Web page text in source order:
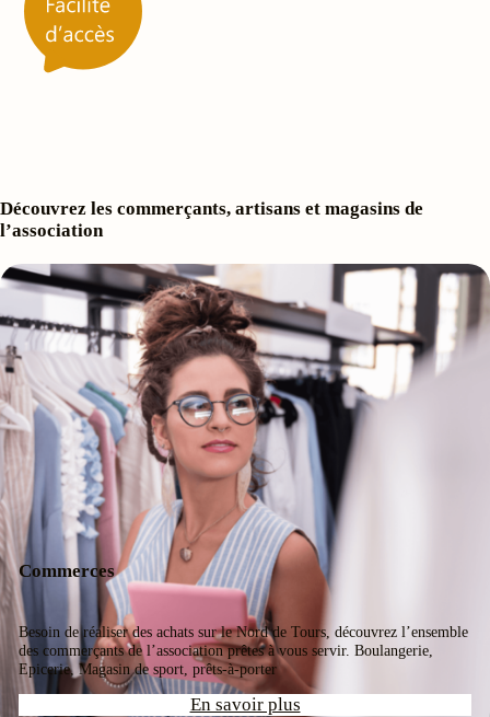
Découvrez les commerçants, artisans et magasins de
l’association
Commerces
Besoin de réaliser des achats sur le Nord de Tours, découvrez l’ensemble
des commerçants de l’association prêtes à vous servir. Boulangerie,
Epicerie, Magasin de sport, prêts-à-porter
En savoir plus